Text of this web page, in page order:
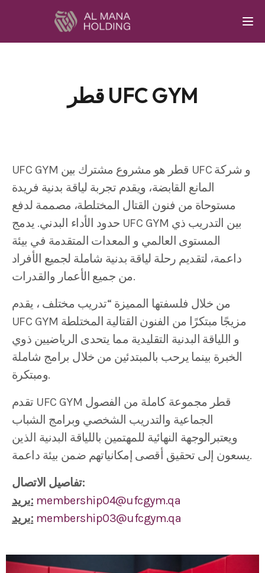
قطر UFC GYM
UFC GYM قطر هو مشروع مشترك بين UFC و شركة
المانع القابضة، ويقدم تجربة لياقة بدنية فريدة
مستوحاة من فنون القتال المختلطة، مصممة لدفع
حدود الأداء البدني. يدمج UFC GYM بين التدريب ذي
المستوى العالمي و المعدات المتقدمة في بيئة
داعمة، لتقديم رحلة لياقة بدنية شاملة لجميع الأفراد
من جميع الأعمار والقدرات.
من خلال فلسفتها المميزة “تدريب مختلف ، يقدم
UFC GYM مزيجًا مبتكرًا من الفنون القتالية المختلطة
و اللياقة البدنية التقليدية مما يتحدى الرياضيين ذوي
الخبرة بينما يرحب بالمبتدئين من خلال برامج شاملة
ومبتكرة.
تقدم UFC GYM قطر مجموعة كاملة من الفصول
الجماعية والتدريب الشخصي وبرامج الشباب
ويعتبرالوجهة النهائية للمهتمين باللياقة البدنية الذين
يسعون إلى تحقيق أقصى إمكانياتهم ضمن بيئة داعمة.
تفاصيل الاتصال:
بريد: membership04@ufcgym.qa
بريد: membership03@ufcgym.qa